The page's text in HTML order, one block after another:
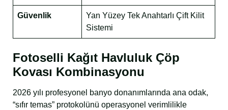
Güvenlik
Yan Yüzey Tek Anahtarlı Çift Kilit
Sistemi
Fotoselli Kağıt Havluluk Çöp
Kovası Kombinasyonu
2026 yılı profesyonel banyo donanımlarında ana odak,
“sıfır temas” protokolünü operasyonel verimlilikle